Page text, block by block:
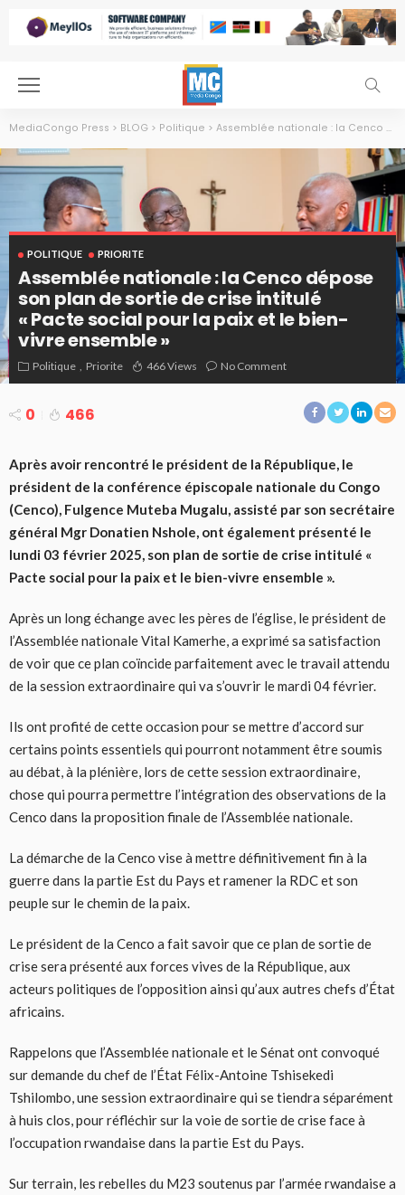
MediaCongo Press > BLOG > Politique > Assemblée nationale : la Cenco dépose son plan de sortie de crise intitulé « Pacte social pour la paix et le bien-vivre ensemble »
POLITIQUE PRIORITE
Assemblée nationale : la Cenco dépose
son plan de sortie de crise intitulé
« Pacte social pour la paix et le bien-
vivre ensemble »
Politique Priorite 466 Views No Comment
0 466
Après avoir rencontré le président de la République, le
président de la conférence épiscopale nationale du Congo
(Cenco), Fulgence Muteba Mugalu, assisté par son secrétaire
général Mgr Donatien Nshole, ont également présenté le
lundi 03 février 2025, son plan de sortie de crise intitulé «
Pacte social pour la paix et le bien-vivre ensemble ».
Après un long échange avec les pères de l’église, le président de
l’Assemblée nationale Vital Kamerhe, a exprimé sa satisfaction
de voir que ce plan coïncide parfaitement avec le travail attendu
de la session extraordinaire qui va s’ouvrir le mardi 04 février.
Ils ont profité de cette occasion pour se mettre d’accord sur
certains points essentiels qui pourront notamment être soumis
au débat, à la plénière, lors de cette session extraordinaire,
chose qui pourra permettre l’intégration des observations de la
Cenco dans la proposition finale de l’Assemblée nationale.
La démarche de la Cenco vise à mettre définitivement fin à la
guerre dans la partie Est du Pays et ramener la RDC et son
peuple sur le chemin de la paix.
Le président de la Cenco a fait savoir que ce plan de sortie de
crise sera présenté aux forces vives de la République, aux
acteurs politiques de l’opposition ainsi qu’aux autres chefs d’État
africains.
Rappelons que l’Assemblée nationale et le Sénat ont convoqué
sur demande du chef de l’État Félix-Antoine Tshisekedi
Tshilombo, une session extraordinaire qui se tiendra séparément
à huis clos, pour réfléchir sur la voie de sortie de crise face à
l’occupation rwandaise dans la partie Est du Pays.
Sur terrain, les rebelles du M23 soutenus par l’armée rwandaise a